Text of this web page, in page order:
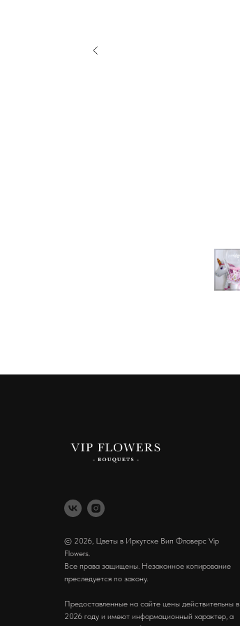
© 2026, Цветы в Иркутске Вип Фловерс Vip
Flowers.
Все права защищены. Незаконное копирование
преследуется по закону.
Предоставленные на сайте цены действительны в
2026 году и имеют информационный характер, а